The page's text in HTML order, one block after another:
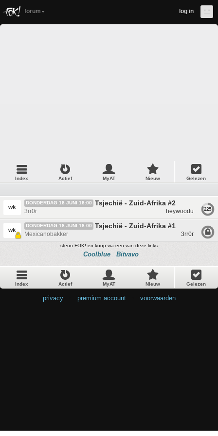
forum log in
Index Actief MyAT Nieuw Gelezen
wk
DONDERDAG 18 JUNI 18:00 Tsjechië - Zuid-Afrika #2
3rr0r heywoodu 225
wk
DONDERDAG 18 JUNI 18:00 Tsjechië - Zuid-Afrika #1
Mexicanobakker 3rr0r
steun FOK! en koop via een van deze links
Coolblue Bitvavo
Index Actief MyAT Nieuw Gelezen
privacy premium account voorwaarden